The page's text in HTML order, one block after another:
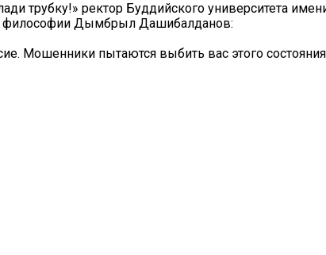
трубку!» ректор Буддийского университета
философии Дымбрыл Дашибалданов:
Мошенники пытаются выбить вас этого